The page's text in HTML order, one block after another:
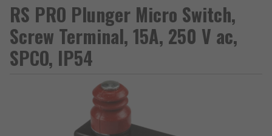
RS PRO Plunger Micro Switch,
Screw Terminal, 15A, 250 V ac,
SPCO, IP54